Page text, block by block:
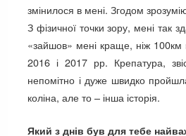
змінилося в мені. Згодом
З фізичної точки зору, мені так
«зайшов» мені краще, ніж 100км
2016 і 2017 рр. Крепатура,
непомітно і дуже швидко
коліна, але то – інша історія.
Який з днів був для тебе